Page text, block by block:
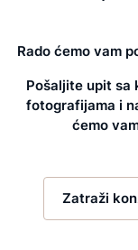
Rado ćemo vam
Pošaljite upit sa
fotografijama i
ćemo
Zatraži